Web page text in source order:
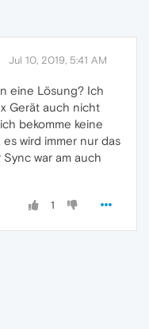
Jul 10, 2019, 5:41 AM
eine Lösung? Ich
Gerät auch nicht
bekomme keine
wird immer nur das
war am auch
1